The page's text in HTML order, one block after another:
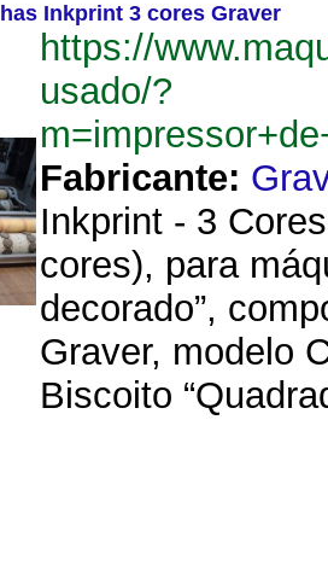
Inkprint 3 cores Graver
https://
usado/?
Fabricante:
Inkprint - 3
cores), para
decorado”,
Graver, modelo
Biscoito